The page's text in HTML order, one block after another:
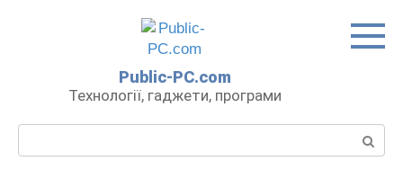
Public-PC.com
Технології, гаджети, програми